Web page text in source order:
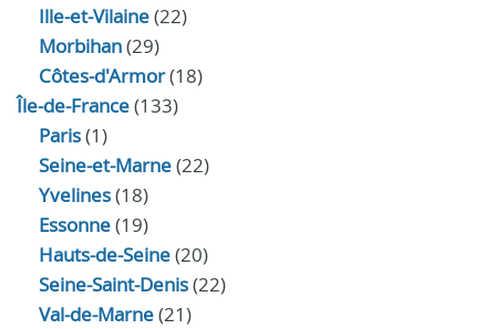
Ille-et-Vilaine(22)
Morbihan(29)
Côtes-d'Armor(18)
Île-de-France(133)
Paris(1)
Seine-et-Marne(22)
Yvelines(18)
Essonne(19)
Hauts-de-Seine(20)
Seine-Saint-Denis(22)
Val-de-Marne(21)